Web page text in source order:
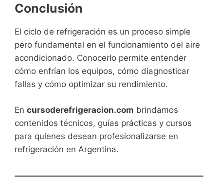
Conclusión
El ciclo de refrigeración es un proceso simple
pero fundamental en el funcionamiento del aire
acondicionado. Conocerlo permite entender
cómo enfrían los equipos, cómo diagnosticar
fallas y cómo optimizar su rendimiento.
En cursoderefrigeracion.com brindamos
contenidos técnicos, guías prácticas y cursos
para quienes desean profesionalizarse en
refrigeración en Argentina.